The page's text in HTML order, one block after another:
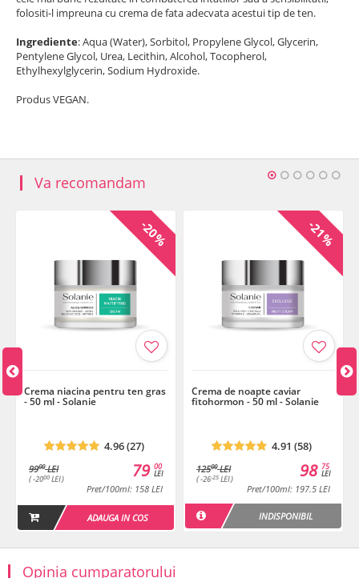
folositi-l impreuna cu crema de fata adecvata acestui tip de ten.
Ingrediente: Aqua (Water), Sorbitol, Propylene Glycol, Glycerin,
Pentylene Glycol, Urea, Lecithin, Alcohol, Tocopherol,
Ethylhexylglycerin, Sodium Hydroxide.
Produs VEGAN.
Va recomandam
-20%
Crema niacina pentru ten gras
- 50 ml - Solanie
4.96 (27)
9900LEI
( -2000 LEI )
00
LEI
79
Pret/100ml: 158 LEI
ADAUGA IN COS
-21%
Crema de noapte caviar
fitohormon - 50 ml - Solanie
4.91 (58)
12500LEI
( -26-25 LEI )
75
LEI
98
Pret/100ml: 197.5 LEI
INDISPONIBIL
Opinia cumparatorului